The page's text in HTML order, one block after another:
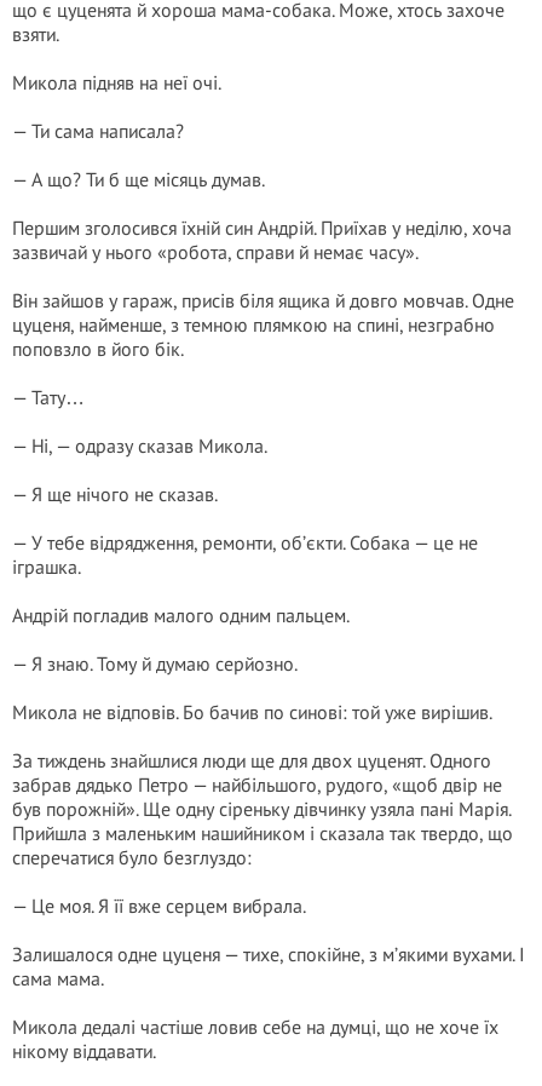
що є цуценята й хороша мама-собака. Може, хтось захоче
взяти.
Микола підняв на неї очі.
— Ти сама написала?
— А що? Ти б ще місяць думав.
Першим зголосився їхній син Андрій. Приїхав у неділю, хоча
зазвичай у нього «робота, справи й немає часу».
Він зайшов у гараж, присів біля ящика й довго мовчав. Одне
цуценя, найменше, з темною плямкою на спині, незграбно
поповзло в його бік.
— Тату…
— Ні, — одразу сказав Микола.
— Я ще нічого не сказав.
— У тебе відрядження, ремонти, об’єкти. Собака — це не
іграшка.
Андрій погладив малого одним пальцем.
— Я знаю. Тому й думаю серйозно.
Микола не відповів. Бо бачив по синові: той уже вирішив.
За тиждень знайшлися люди ще для двох цуценят. Одного
забрав дядько Петро — найбільшого, рудого, «щоб двір не
був порожній». Ще одну сіреньку дівчинку узяла пані Марія.
Прийшла з маленьким нашийником і сказала так твердо, що
сперечатися було безглуздо:
— Це моя. Я її вже серцем вибрала.
Залишалося одне цуценя — тихе, спокійне, з м’якими вухами. І
сама мама.
Микола дедалі частіше ловив себе на думці, що не хоче їх
нікому віддавати.